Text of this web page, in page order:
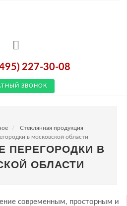
227-30-08
ЗВОНОК
Стеклянная продукция
в московской области
ПЕРЕГОРОДКИ В
ОБЛАСТИ
современным, просторным и